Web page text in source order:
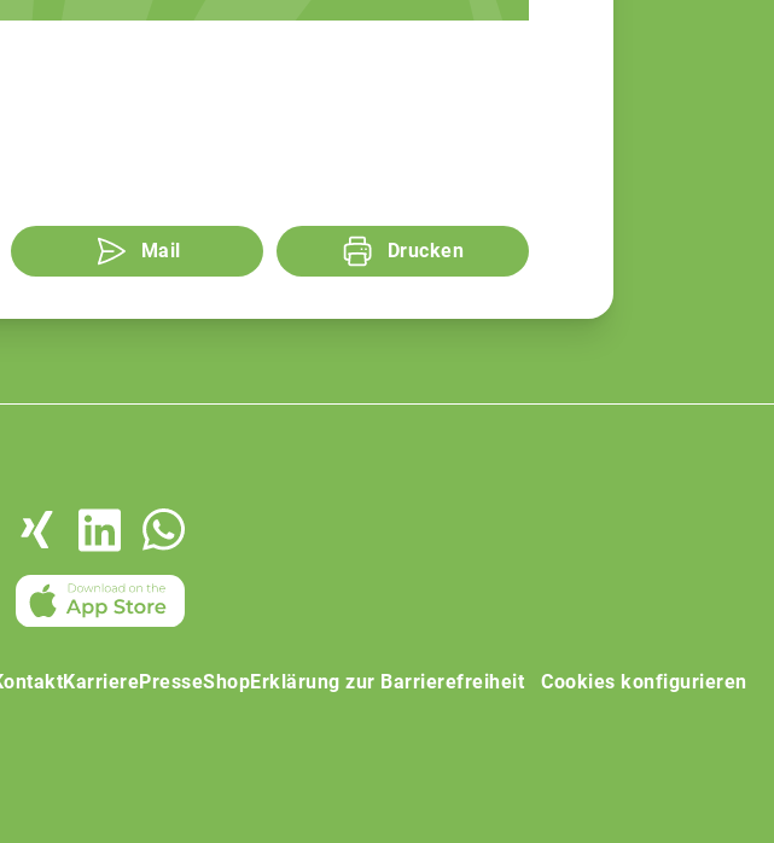
Mail Drucken
KarrierePresseShopErklärung zur Barrierefreiheit Cookies konfigurieren